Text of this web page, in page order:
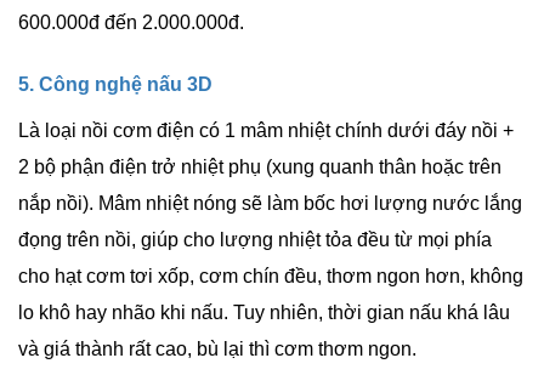
600.000đ đến 2.000.000đ.
5. Công nghệ nấu 3D
Là loại nồi cơm điện có 1 mâm nhiệt chính dưới đáy nồi +
2 bộ phận điện trở nhiệt phụ (xung quanh thân hoặc trên
nắp nồi). Mâm nhiệt nóng sẽ làm bốc hơi lượng nước lắng
đọng trên nồi, giúp cho lượng nhiệt tỏa đều từ mọi phía
cho hạt cơm tơi xốp, cơm chín đều, thơm ngon hơn, không
lo khô hay nhão khi nấu. Tuy nhiên, thời gian nấu khá lâu
và giá thành rất cao, bù lại thì cơm thơm ngon.